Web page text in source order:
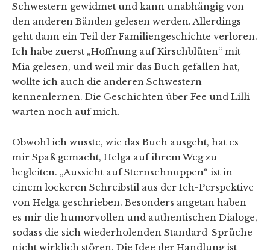
Schwestern gewidmet und kann unabhängig von
den anderen Bänden gelesen werden. Allerdings
geht dann ein Teil der Familiengeschichte verloren.
Ich habe zuerst „Hoffnung auf Kirschblüten“ mit
Mia gelesen, und weil mir das Buch gefallen hat,
wollte ich auch die anderen Schwestern
kennenlernen. Die Geschichten über Fee und Lilli
warten noch auf mich.
Obwohl ich wusste, wie das Buch ausgeht, hat es
mir Spaß gemacht, Helga auf ihrem Weg zu
begleiten. „Aussicht auf Sternschnuppen“ ist in
einem lockeren Schreibstil aus der Ich-Perspektive
von Helga geschrieben. Besonders angetan haben
es mir die humorvollen und authentischen Dialoge,
sodass die sich wiederholenden Standard-Sprüche
nicht wirklich stören. Die Idee der Handlung ist